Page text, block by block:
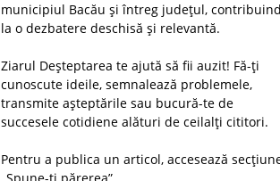
municipiul Bacău și întreg județul, contribuind
la o dezbatere deschisă și relevantă.
Ziarul Deșteptarea te ajută să fii auzit! Fă-ți
cunoscute ideile, semnalează problemele,
transmite așteptările sau bucură-te de
succesele cotidiene alături de ceilalți cititori.
Pentru a publica un articol, accesează